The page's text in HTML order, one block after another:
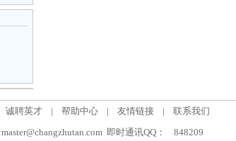
诚聘英才 | 帮助中心 | 友情链接 |
联系我们
即时通讯QQ：
848209